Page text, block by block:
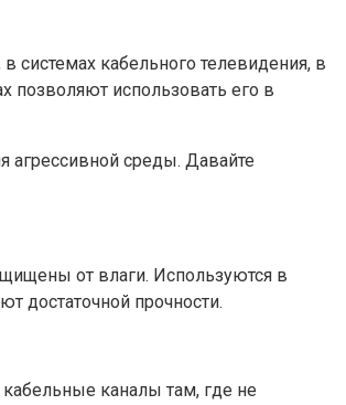
системах кабельного телевидения, в
позволяют использовать его в
агрессивной среды. Давайте
от влаги. Используются в
достаточной прочности.
каналы там, где не